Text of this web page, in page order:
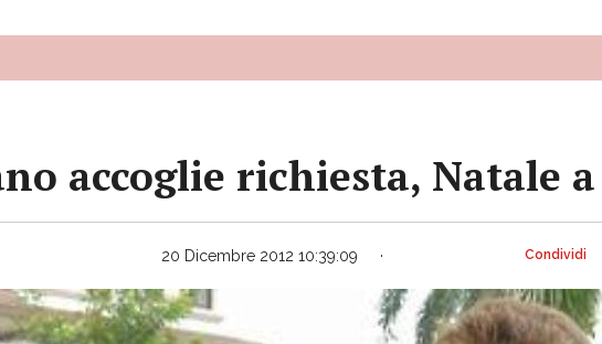
accoglie richiesta, Natale a
20 Dicembre 2012 10:39:09